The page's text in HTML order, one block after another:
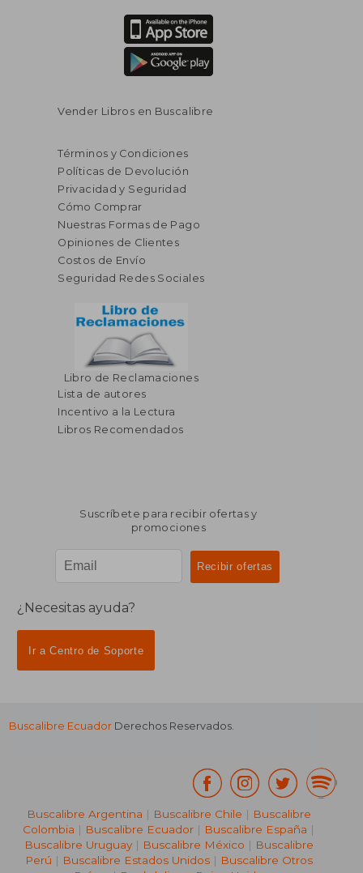
Vender Libros en Buscalibre
Términos y Condiciones
Políticas de Devolución
Privacidad y Seguridad
Cómo Comprar
Nuestras Formas de Pago
Opiniones de Clientes
Costos de Envío
Seguridad Redes Sociales
Libro de Reclamaciones
Lista de autores
Incentivo a la Lectura
Libros Recomendados
Suscríbete para recibir ofertas y
promociones
¿Necesitas ayuda?
Ir a Centro de Soporte
Buscalibre Ecuador Derechos Reservados.
Buscalibre Argentina | Buscalibre Chile | Buscalibre
Colombia | Buscalibre Ecuador | Buscalibre España |
Buscalibre Uruguay| Buscalibre México | Buscalibre
Perú | Buscalibre Estados Unidos| Buscalibre Otros